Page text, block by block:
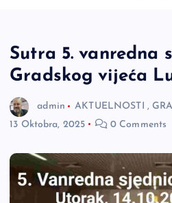
Sutra 5. vanredna
Gradskog vijeća
admin AKTUELNOSTI ,
13 Oktobra, 2025
0 Comments